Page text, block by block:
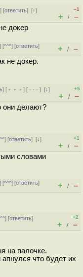
] [ответить][↑]
–1
+ / –
докер
] [^^^] [ответить]
+ / –
не докер.
] [ ﹢﹢﹢] [ · · ·][↓]
+5
+ / –
они делают?
] [ответить][↓]
+1
+ / –
словами
] [^^^] [ответить]
+ / –
] [ответить]
+2
+ / –
на палочке.
апнулся что будет их